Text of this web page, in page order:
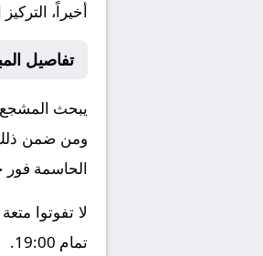
أخيراً،
تفاصيل
يبحث المشجع
ومن ضمن ذلك،
الحاسمة فور
تمام 19:00.